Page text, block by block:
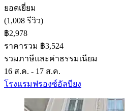
ยอดเยี่ยม
(1,008 รีวิว)
฿2,978
ราคารวม ฿3,524
รวมภาษีและค่าธรรมเนียม
16 ส.ค. - 17 ส.ค.
โรงแรมฟรองซ์อัลบียง